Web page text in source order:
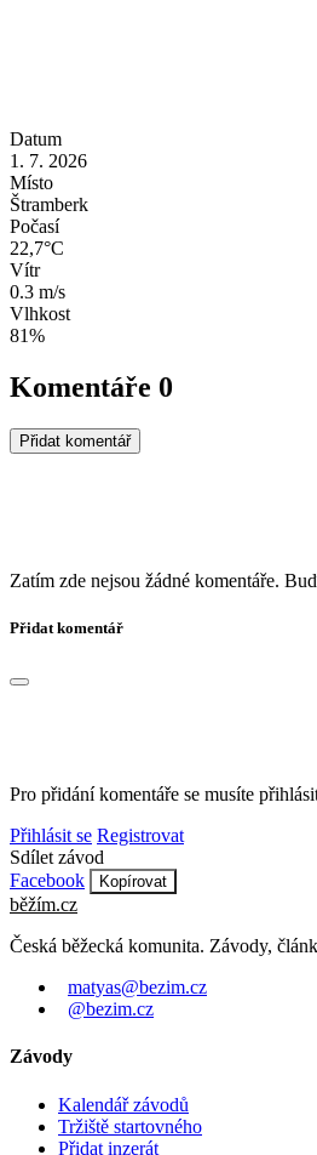
Datum
1. 7. 2026
Místo
Štramberk
Počasí
22,7°C
Vítr
0.3 m/s
Vlhkost
81%
Komentáře 0
Přidat komentář
Zatím zde nejsou žádné komentáře.
Přidat komentář
Pro přidání komentáře se musíte
Přihlásit se Registrovat
Sdílet závod
Facebook
Kopírovat
běžím.cz
Česká běžecká komunita. Závody,
matyas@bezim.cz
@bezim.cz
Závody
Kalendář závodů
Tržiště startovného
Přidat inzerát